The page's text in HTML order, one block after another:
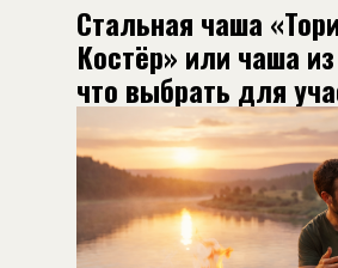
Стальная чаша
Костёр» или чаша
что выбрать для